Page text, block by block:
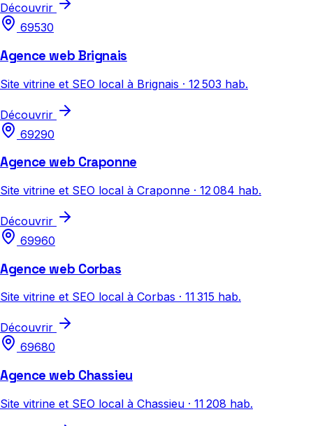
Découvrir
69530
Agence web Brignais
Site vitrine et SEO local à Brignais · 12 503 hab.
Découvrir
69290
Agence web Craponne
Site vitrine et SEO local à Craponne · 12 084 hab.
Découvrir
69960
Agence web Corbas
Site vitrine et SEO local à Corbas · 11 315 hab.
Découvrir
69680
Agence web Chassieu
Site vitrine et SEO local à Chassieu · 11 208 hab.